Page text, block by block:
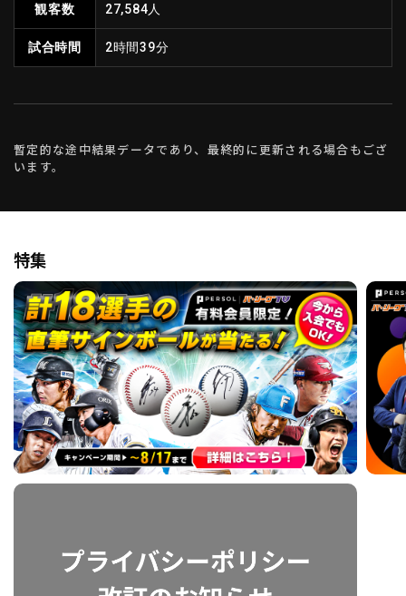
観客数 27,584人
試合時間 2時間39分
暫定的な途中結果データであり、最終的に更新される場合もござ
います。
特集